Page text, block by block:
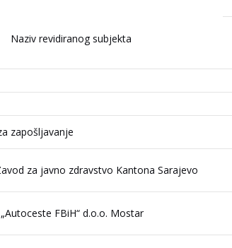
Naziv revidiranog subjekta
zapošljavanje
za javno zdravstvo Kantona Sarajevo
FBiH“ d.o.o. Mostar